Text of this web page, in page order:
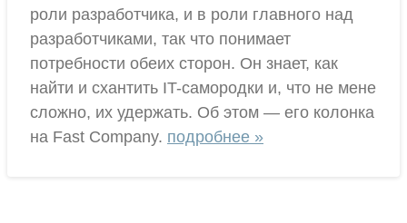
роли разработчика, и в роли главного над
разработчиками, так что понимает
потребности обеих сторон. Он знает, как
найти и схантить IT-самородки и, что не мене
сложно, их удержать. Об этом — его колонка
на Fast Company. подробнее »